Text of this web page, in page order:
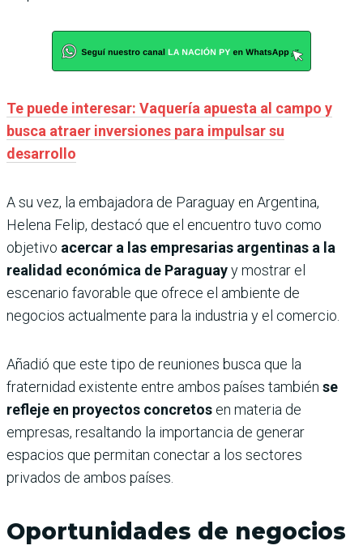
Te puede interesar: Vaquería apuesta al campo y
busca atraer inversiones para impulsar su
desarrollo
A su vez, la embajadora de Paraguay en Argentina,
Helena Felip, destacó que el encuentro tuvo como
objetivo acercar a las empresarias argentinas a la
realidad económica de Paraguayy mostrar el
escenario favorable que ofrece el ambiente de
negocios actualmente para la industria y el comercio.
Añadió que este tipo de reuniones busca que la
fraternidad existente entre ambos países también se
refleje en proyectos concretos en materia de
empresas, resaltando la importancia de generar
espacios que permitan conectar a los sectores
privados de ambos países.
Oportunidades de negocios